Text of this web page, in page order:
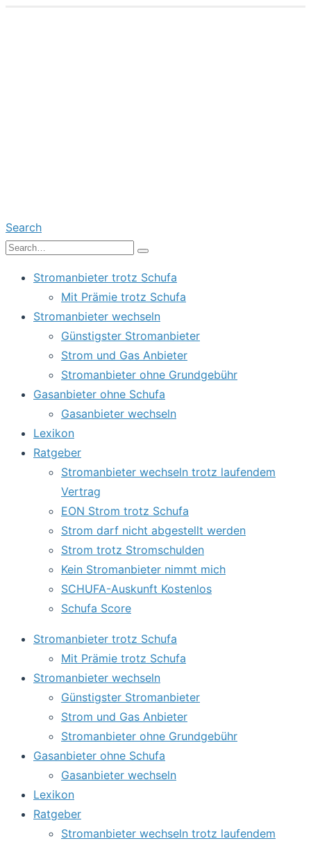
Search
Stromanbieter trotz Schufa
Mit Prämie trotz Schufa
Stromanbieter wechseln
Günstigster Stromanbieter
Strom und Gas Anbieter
Stromanbieter ohne Grundgebühr
Gasanbieter ohne Schufa
Gasanbieter wechseln
Lexikon
Ratgeber
Stromanbieter wechseln trotz laufendem
Vertrag
EON Strom trotz Schufa
Strom darf nicht abgestellt werden
Strom trotz Stromschulden
Kein Stromanbieter nimmt mich
SCHUFA-Auskunft Kostenlos
Schufa Score
Stromanbieter trotz Schufa
Mit Prämie trotz Schufa
Stromanbieter wechseln
Günstigster Stromanbieter
Strom und Gas Anbieter
Stromanbieter ohne Grundgebühr
Gasanbieter ohne Schufa
Gasanbieter wechseln
Lexikon
Ratgeber
Stromanbieter wechseln trotz laufendem